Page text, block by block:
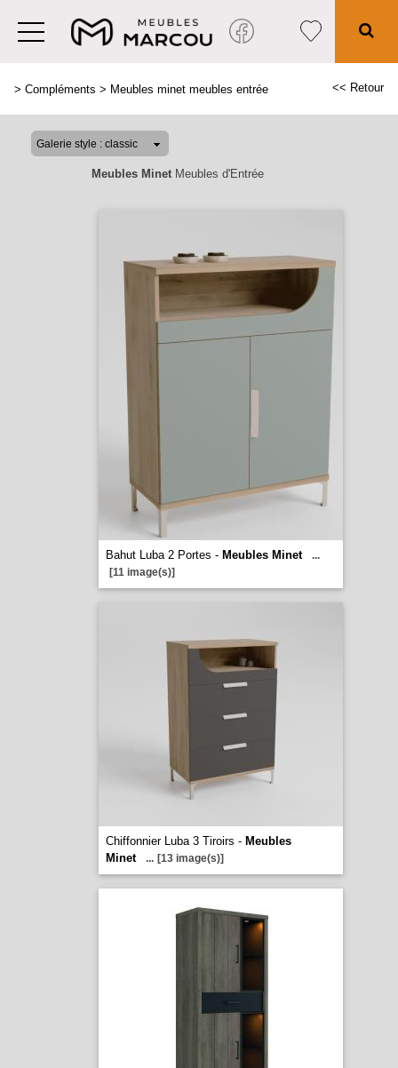
> Compléments > Meubles minet meubles entrée << Retour
Meubles MinetMeubles d'Entrée
Bahut Luba 2 Portes - Meubles Minet
...
[11 image(s)]
Chiffonnier Luba 3 Tiroirs - Meubles
Minet
... [13 image(s)]